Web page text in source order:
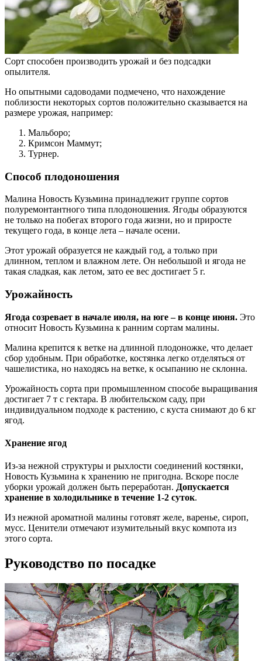
Сорт способен производить урожай и без подсадки
опылителя.
Но опытными садоводами подмечено, что нахождение
поблизости некоторых сортов положительно сказывается на
размере урожая, например:
Мальборо;
Кримсон Маммут;
Турнер.
Способ плодоношения
Малина Новость Кузьмина принадлежит группе сортов
полуремонтантного типа плодоношения. Ягоды образуются
не только на побегах второго года жизни, но и приросте
текущего года, в конце лета – начале осени.
Этот урожай образуется не каждый год, а только при
длинном, теплом и влажном лете. Он небольшой и ягода не
такая сладкая, как летом, зато ее вес достигает 5 г.
Урожайность
Ягода созревает в начале июля, на юге – в конце июня. Это
относит Новость Кузьмина к ранним сортам малины.
Малина крепится к ветке на длинной плодоножке, что делает
сбор удобным. При обработке, костянка легко отделяться от
чашелистика, но находясь на ветке, к осыпанию не склонна.
Урожайность сорта при промышленном способе выращивания
достигает 7 т с гектара. В любительском саду, при
индивидуальном подходе к растению, с куста снимают до 6 кг
ягод.
Хранение ягод
Из-за нежной структуры и рыхлости соединений костянки,
Новость Кузьмина к хранению не пригодна. Вскоре после
уборки урожай должен быть переработан. Допускается
хранение в холодильнике в течение 1-2 суток.
Из нежной ароматной малины готовят желе, варенье, сироп,
мусс. Ценители отмечают изумительный вкус компота из
этого сорта.
Руководство по посадке